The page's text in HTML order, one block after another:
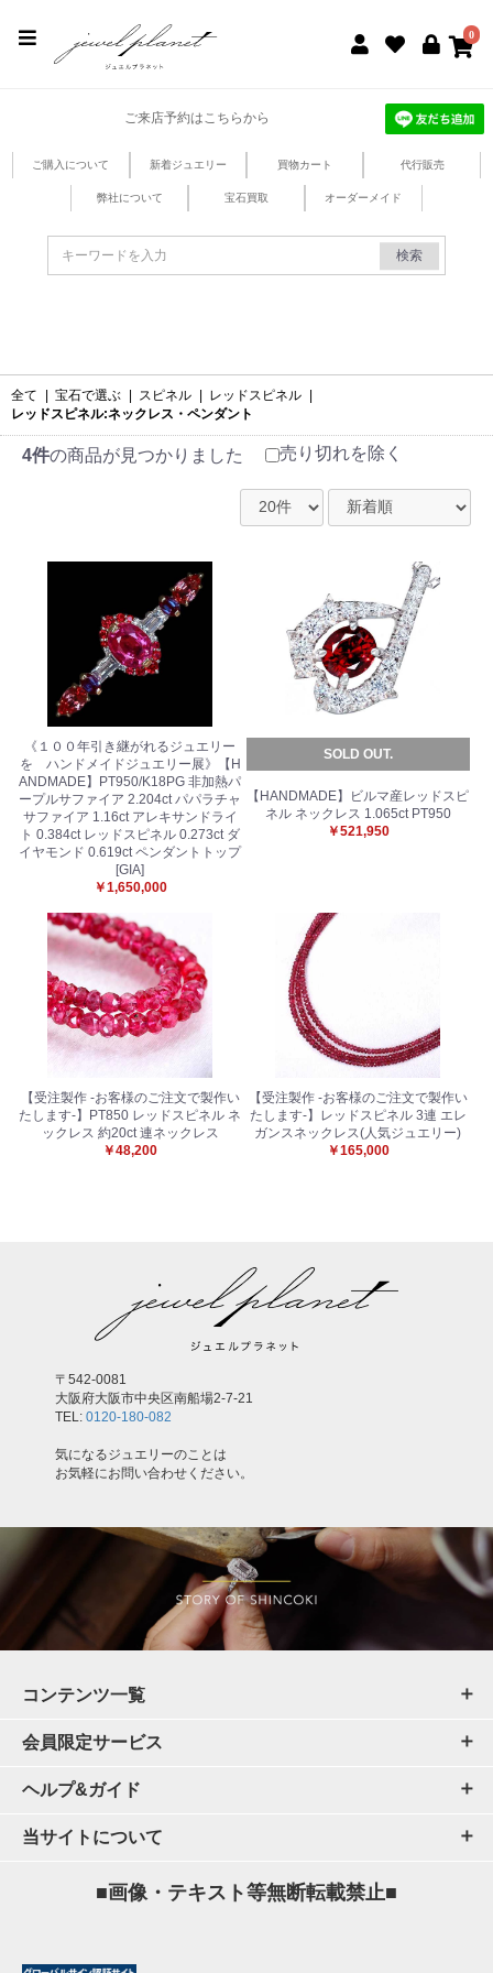
0
ご来店予約はこちらから
ご購入について 新着ジュエリー 買物カート 代行販売
弊社について 宝石買取 オーダーメイド
検索
全て 宝石で選ぶ スピネル レッドスピネル
レッドスピネル:ネックレス・ペンダント
4件の商品が見つかりました 売り切れを除く
《１００年引き継がれるジュエリー
を ハンドメイドジュエリー展》【H
ANDMADE】PT950/K18PG 非加熱パ
ープルサファイア 2.204ct パパラチャ
サファイア 1.16ct アレキサンドライ
ト 0.384ct レッドスピネル 0.273ct ダ
イヤモンド 0.619ct ペンダントトップ
[GIA]
￥1,650,000
SOLD OUT.
【HANDMADE】ビルマ産レッドスピ
ネル ネックレス 1.065ct PT950
￥521,950
【受注製作 -お客様のご注文で製作い
たします-】PT850 レッドスピネル ネ
ックレス 約20ct 連ネックレス
￥48,200
【受注製作 -お客様のご注文で製作い
たします-】レッドスピネル 3連 エレ
ガンスネックレス(人気ジュエリー)
￥165,000
お買い物を続ける
〒542-0081
大阪府大阪市中央区南船場2-7-21
TEL: 0120-180-082
気になるジュエリーのことは
お気軽にお問い合わせください。
コンテンツ一覧
会員限定サービス
ヘルプ&ガイド
当サイトについて
■画像・テキスト等無断転載禁止■